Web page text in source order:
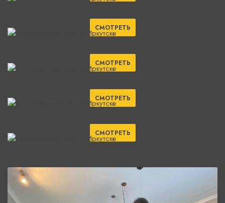
СМОТРЕТЬ
СМОТРЕТЬ
СМОТРЕТЬ
СМОТРЕТЬ